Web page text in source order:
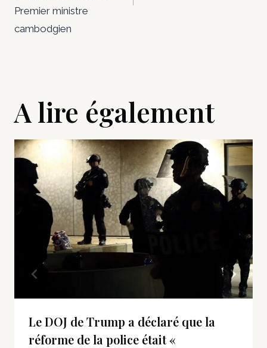
Premier ministre
cambodgien
A lire également
Le DOJ de Trump a déclaré que la
réforme de la police était «